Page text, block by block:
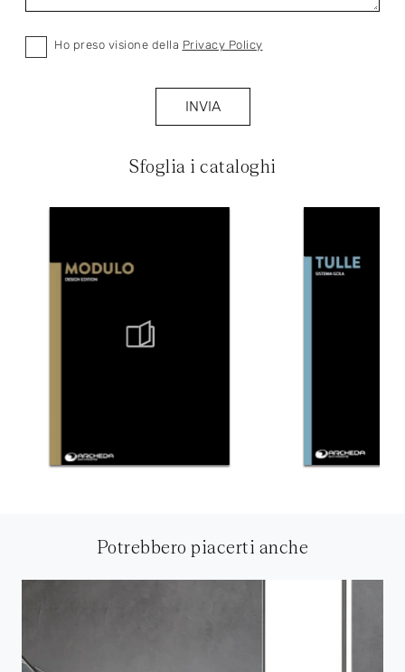
Sfoglia i cataloghi
Ho preso visione della Privacy Policy
INVIA
Potrebbero piacerti anche